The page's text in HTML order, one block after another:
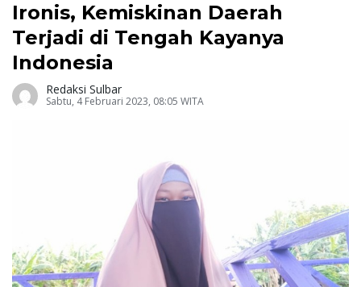
Ironis, Kemiskinan Daerah
Terjadi di Tengah Kayanya
Indonesia
Redaksi Sulbar
Sabtu, 4 Februari 2023, 08:05 WITA